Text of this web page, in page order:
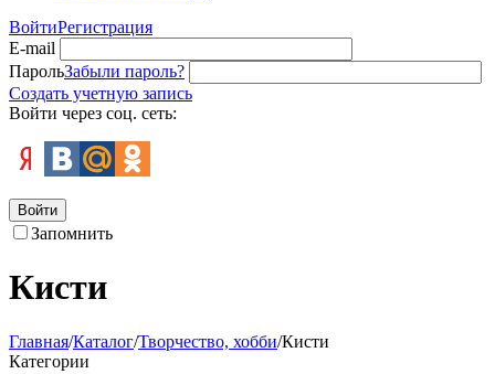
ВойтиРегистрация
E-mail
ПарольЗабыли пароль?
Создать учетную запись
Войти через соц. сеть:
Войти
Запомнить
Кисти
Главная/Каталог/Творчество, хобби/Кисти
Категории